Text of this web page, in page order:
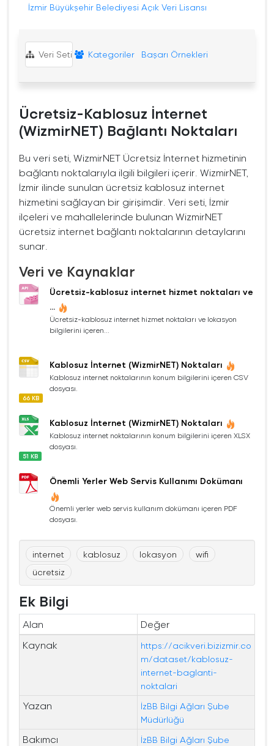
İzmir Büyükşehir Belediyesi Açık Veri Lisansı
Veri Seti Kategoriler Başarı Örnekleri
Ücretsiz-Kablosuz İnternet
(WizmirNET) Bağlantı Noktaları
Bu veri seti, WizmirNET Ücretsiz İnternet hizmetinin
bağlantı noktalarıyla ilgili bilgileri içerir. WizmirNET,
İzmir ilinde sunulan ücretsiz kablosuz internet
hizmetini sağlayan bir girişimdir. Veri seti, İzmir
ilçeleri ve mahallelerinde bulunan WizmirNET
ücretsiz internet bağlantı noktalarının detaylarını
sunar.
Veri ve Kaynaklar
Ücretsiz-kablosuz internet hizmet noktaları ve
...
Ücretsiz-kablosuz internet hizmet noktaları ve lokasyon
bilgilerini içeren...
Kablosuz İnternet (WizmirNET) Noktaları
Kablosuz internet noktalarının konum bilgilerini içeren CSV
dosyası.
66 KB
Kablosuz İnternet (WizmirNET) Noktaları
Kablosuz internet noktalarının konum bilgilerini içeren XLSX
dosyası.
51 KB
Önemli Yerler Web Servis Kullanımı Dokümanı
Önemli yerler web servis kullanım dokümanı içeren PDF
dosyası.
internet kablosuz lokasyon
wifi
ücretsiz
Ek Bilgi
Alan
Değer
Kaynak
https://acikveri.bizizmir.co
m/dataset/kablosuz-
internet-baglanti-
noktalari
Yazan
İzBB Bilgi Ağları Şube
Müdürlüğü
Bakımcı
İzBB Bilgi Ağları Şube